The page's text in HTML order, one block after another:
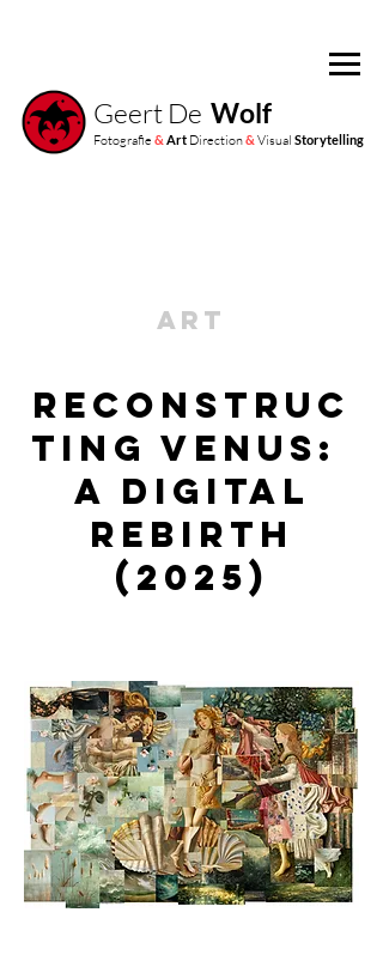
Geert De Wolf
Fotografie & Art Direction& Visual Storytelling
ART
Reconstruc
ting Venus:
A Digital
Rebirth
(2025)